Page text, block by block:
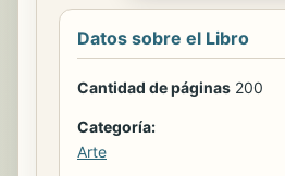
Datos sobre el Libro
Cantidad de páginas 200
Categoría:
Arte